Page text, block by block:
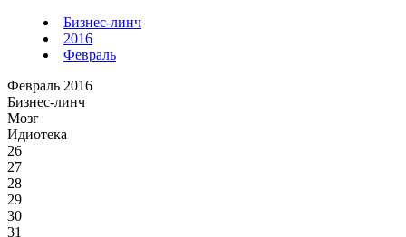
Бизнес-линч
2016
Февраль
Февраль 2016
Бизнес-линч
Мозг
Идиотека
26
27
28
29
30
31